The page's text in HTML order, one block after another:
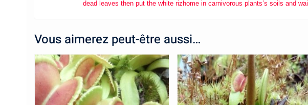
dead leaves then put the white rizhome in carnivorous plants’s soils and
Vous aimerez peut-être aussi…